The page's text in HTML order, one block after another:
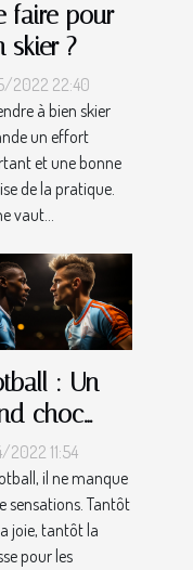
faire pour
skier ?
2022 22:40
à bien skier
un effort
et une bonne
de la pratique.
vaut...
: Un
choc
entre
et l'OL
2022 11:54
il ne manque
sensations. Tantôt
joie, tantôt la
pour les